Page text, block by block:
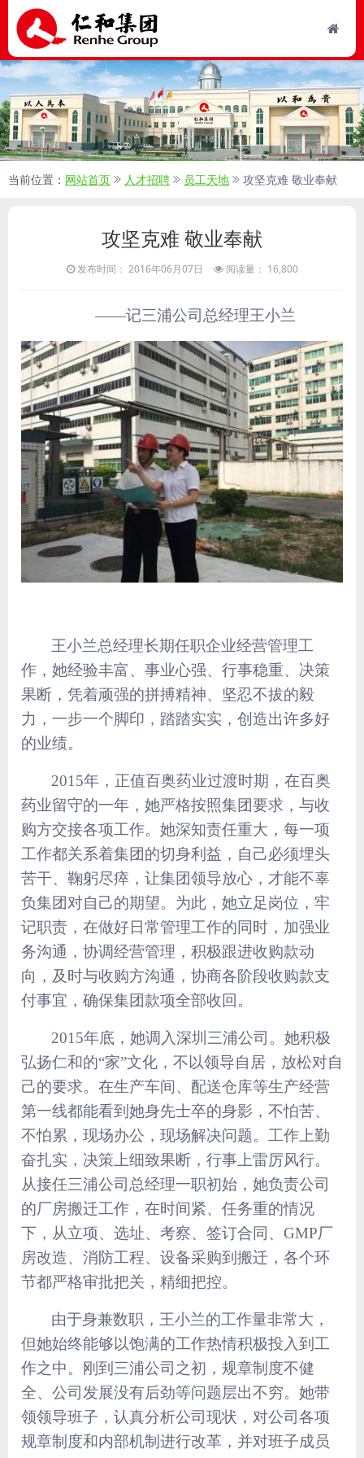
当前位置： 网站首页 人才招聘 员工天地 攻坚克难 敬业奉献
攻坚克难 敬业奉献
发布时间： 2016年06月07日 阅读量： 16,800
——记三浦公司总经理王小兰
王小兰总经理长期任职企业经营管理工
作，她经验丰富、事业心强、行事稳重、决策
果断，凭着顽强的拼搏精神、坚忍不拔的毅
力，一步一个脚印，踏踏实实，创造出许多好
的业绩。
2015年，正值百奥药业过渡时期，在百奥
药业留守的一年，她严格按照集团要求，与收
购方交接各项工作。她深知责任重大，每一项
工作都关系着集团的切身利益，自己必须埋头
苦干、鞠躬尽瘁，让集团领导放心，才能不辜
负集团对自己的期望。为此，她立足岗位，牢
记职责，在做好日常管理工作的同时，加强业
务沟通，协调经营管理，积极跟进收购款动
向，及时与收购方沟通，协商各阶段收购款支
付事宜，确保集团款项全部收回。
2015年底，她调入深圳三浦公司。她积极
弘扬仁和的“家”文化，不以领导自居，放松对自
己的要求。 在生产车间、配送仓库等生产经营
第一线都能看到她身先士卒的身影，不怕苦、
不怕累，现场办公，现场解决问题。工作上勤
奋扎实，决策上细致果断，行事上雷厉风行。
从接任三浦公司总经理一职初始，她负责公司
的厂房搬迁工作，在时间紧、任务重的情况
下，从立项、选址、考察、签订合同、GMP厂
房改造、消防工程、设备采购到搬迁，各个环
节都严格审批把关，精细把控。
由于身兼数职，王小兰的工作量非常大，
但她始终能够以饱满的工作热情积极投入到工
作之中。刚到三浦公司之初，规章制度不健
全、公司发展没有后劲等问题层出不穷。她带
领领导班子，认真分析公司现状，对公司各项
规章制度和内部机制进行改革，并对班子成员